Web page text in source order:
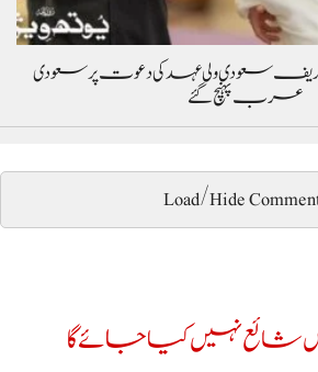
سعودی ولی عہد کی دعوت پر سعودی
عرب پہنچ گئے
Load/Hide
شائع نہیں کیا جائے گا